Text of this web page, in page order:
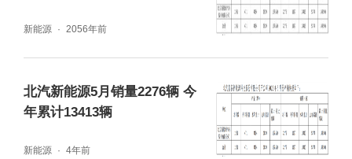
新能源 2056年前
北汽新能源5月销量2276辆 今
年累计13413辆
新能源 4年前